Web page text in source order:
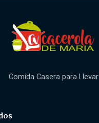
Comida Casera para Llevar